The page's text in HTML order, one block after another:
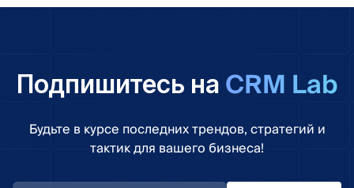
Подпишитесь на CRM Lab
Будьте в курсе последних трендов, стратегий и
тактик для вашего бизнеса!